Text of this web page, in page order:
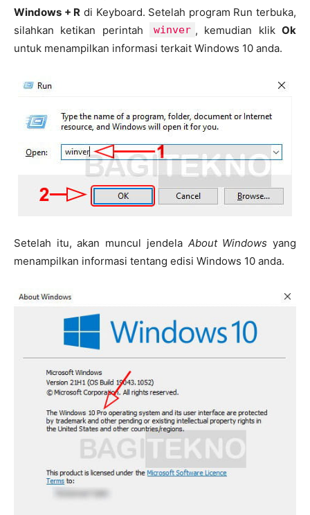
Windows + R di Keyboard. Setelah program Run terbuka,
silahkan ketikan perintah
winver , kemudian klik Ok
untuk menampilkan informasi terkait Windows 10 anda.
Setelah itu, akan muncul jendela About Windows yang
menampilkan informasi tentang edisi Windows 10 anda.